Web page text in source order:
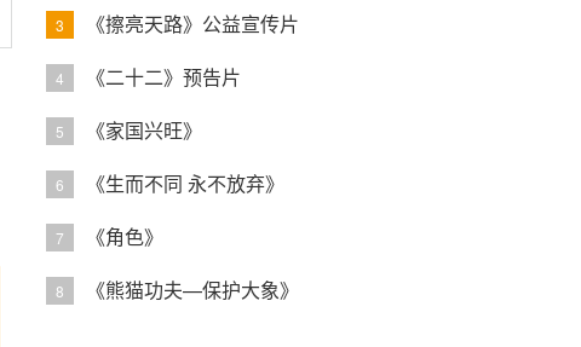
3 《擦亮天路》公益宣传片
4 《二十二》预告片
5 《家国兴旺》
6 《生而不同 永不放弃》
7 《角色》
8 《熊猫功夫—保护大象》